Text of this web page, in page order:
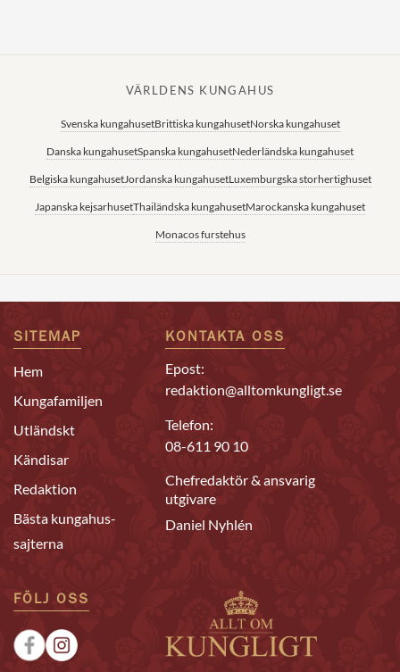
Luxemburgska storhertighuset
Japanska kejsarhuset
Thailändska kungahuset
Marockanska kungahuset
Monacos furstehus
VÄRLDENS KUNGAHUS
Svenska kungahusetBrittiska kungahusetNorska kungahuset
Danska kungahusetSpanska kungahusetNederländska kungahuset
Belgiska kungahusetJordanska kungahusetLuxemburgska storhertighuset
Japanska kejsarhusetThailändska kungahusetMarockanska kungahuset
Monacos furstehus
SITEMAP
Hem
Kungafamiljen
Utländskt
Kändisar
Redaktion
Bästa kungahus-
sajterna
KONTAKTA OSS
Epost:
redaktion@alltomkungligt.se
Telefon:
08-611 90 10
Chefredaktör & ansvarig
utgivare
Daniel Nyhlén
FÖLJ OSS